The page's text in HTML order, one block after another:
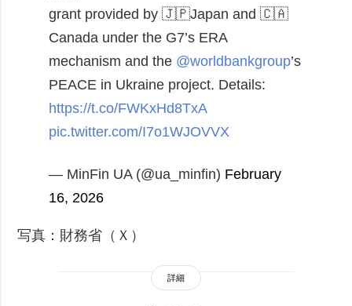
grant provided by 🇯🇵Japan and 🇨🇦
Canada under the G7’s ERA
mechanism and the @worldbankgroup’s
PEACE in Ukraine project. Details:
https://t.co/FWKxHd8TxA
pic.twitter.com/I7o1WJOVVX
— MinFin UA (@ua_minfin) February
16, 2026
写真：財務省（Ｘ）
詳細